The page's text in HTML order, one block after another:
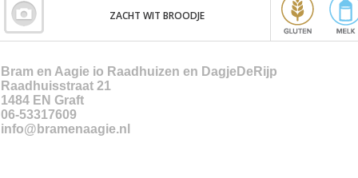
ZACHT WIT BROODJE
Bram en Aagie io Raadhuizen en DagjeDeRijp
Raadhuisstraat 21
1484 EN Graft
06-53317609
info@bramenaagie.nl